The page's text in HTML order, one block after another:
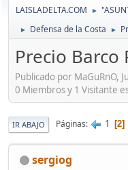
LAISLADELTA.COM ►
► Defensa de la Costa ►
Precio Barco
Publicado por MaGuRnO,
0 Miembros y 1 Visitante
IR ABAJO Páginas 1 2
sergiog